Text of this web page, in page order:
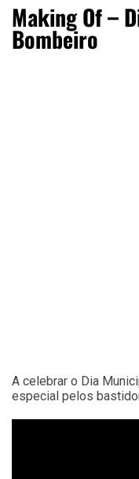
Making Of –
Bombeiro
A celebrar o Dia
especial pelos